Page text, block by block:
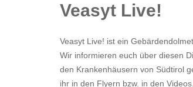
Veasyt Live!
Veasyt Live! ist ein
Wir informieren euch über diesen
den Krankenhäusern von Südtirol
ihr in den Flyern bzw. in den Videos.